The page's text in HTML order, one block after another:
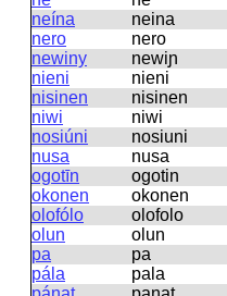
neína
neina
nero
nero
newiny
newiɲ
nieni
nieni
nisinen
nisinen
niwi
niwi
nosiúni
nosiuni
nusa
nusa
ogotīn
oɡotin
okonen
okonen
olofólo
olofolo
olun
olun
pa
pa
pála
pala